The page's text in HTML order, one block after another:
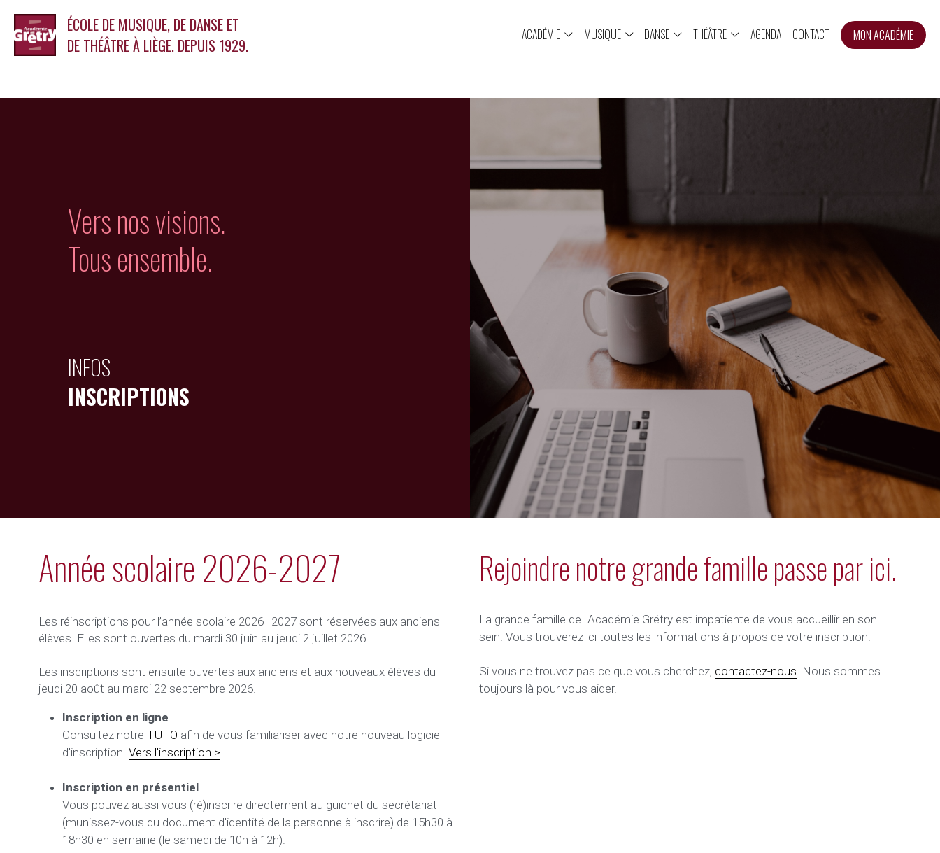
ÉCOLE DE MUSIQUE, DE DANSE ET
DE THÉÂTRE À LIÈGE. DEPUIS 1929.
ACADÉMIE MUSIQUE DANSE THÉÂTRE AGENDA CONTACT MON ACADÉMIE
Vers nos visions.
Tous ensemble.
INFOS
INSCRIPTIONS
Année scolaire 2026-2027
Les réinscriptions pour l’année scolaire 2026–2027 sont réservées aux anciens
élèves. Elles sont ouvertes du mardi 30 juin au jeudi 2 juillet 2026.
Les inscriptions sont ensuite ouvertes aux anciens et aux nouveaux élèves du
jeudi 20 août au mardi 22 septembre 2026.
Inscription en ligne
Consultez notre TUTO afin de vous familiariser avec notre nouveau logiciel
d'inscription. Vers l'inscription >
Inscription en présentiel
Vous pouvez aussi vous (ré)inscrire directement au guichet du secrétariat
(munissez-vous du document d'identité de la personne à inscrire) de 15h30 à
18h30 en semaine (le samedi de 10h à 12h).
Rejoindre notre grande famille passe par ici.
La grande famille de l'Académie Grétry est impatiente de vous accueillir en son
sein. Vous trouverez ici toutes les informations à propos de votre inscription.
Si vous ne trouvez pas ce que vous cherchez, contactez-nous. Nous sommes
toujours là pour vous aider.